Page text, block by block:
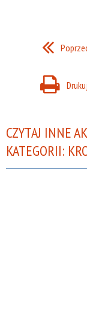
Drukuj
CZYTAJ INNE
KATEGORII: